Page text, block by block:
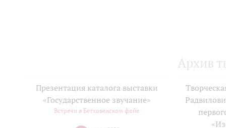
Архив
Презентация каталога выставки
«Государственное звучание»
Встречи в Бетховенском фойе